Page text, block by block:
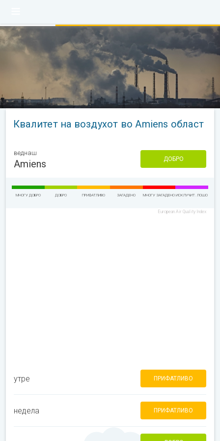
Квалитет на воздухот во Amiens област
веднаш
Amiens ДОБРО
МНОГУ ДОБРО ДОБРО ПРИФАТЛИВО ЗАГАДЕНО МНОГУ ЗАГАДЕНО ИСКЛУЧИТ. ЛОШО
European Air Quality Index
утре ПРИФАТЛИВО
недела ПРИФАТЛИВО